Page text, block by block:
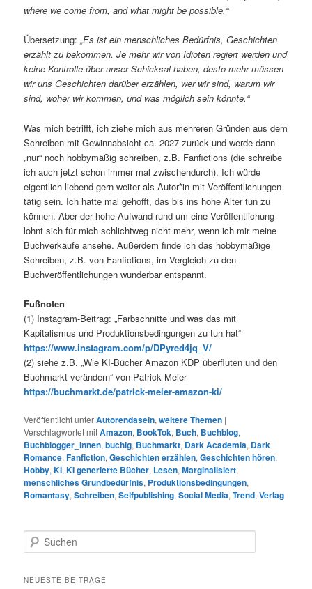
where we come from, and what might be possible.“
Übersetzung:„Es ist ein menschliches Bedürfnis, Geschichten
erzählt zu bekommen. Je mehr wir von Idioten regiert werden und
keine Kontrolle über unser Schicksal haben, desto mehr müssen
wir uns Geschichten darüber erzählen, wer wir sind, warum wir
sind, woher wir kommen, und was möglich sein könnte.“
Was mich betrifft, ich ziehe mich aus mehreren Gründen aus dem
Schreiben mit Gewinnabsicht ca. 2027 zurück und werde dann
„nur“ noch hobbymäßig schreiben, z.B. Fanfictions (die schreibe
ich auch jetzt schon immer mal zwischendurch). Ich würde
eigentlich liebend gern weiter als Autor*in mit Veröffentlichungen
tätig sein. Ich hatte mal gehofft, das bis ins hohe Alter tun zu
können. Aber der hohe Aufwand rund um eine Veröffentlichung
lohnt sich für mich schlichtweg nicht mehr, wenn ich mir meine
Buchverkäufe ansehe. Außerdem finde ich das hobbymäßige
Schreiben, z.B. von Fanfictions, im Vergleich zu den
Buchveröffentlichungen wunderbar entspannt.
Fußnoten
(1) Instagram-Beitrag: „Farbschnitte und was das mit
Kapitalismus und Produktionsbedingungen zu tun hat“
https://www.instagram.com/p/DPyred4jq_V/
(2) siehe z.B. „Wie KI-Bücher Amazon KDP überfluten und den
Buchmarkt verändern“ von Patrick Meier
https://buchmarkt.de/patrick-meier-amazon-ki/
Veröffentlicht unterAutorendasein,weitere Themen |
Verschlagwortet mitAmazon, BookTok, Buch, Buchblog,
Buchblogger_innen,buchig, Buchmarkt, Dark Academia, Dark
Romance,Fanfiction,Geschichten erzählen,Geschichten hören,
Hobby,KI,KI generierte Bücher, Lesen,Marginalisiert,
menschliches Grundbedürfnis, Produktionsbedingungen,
Romantasy,Schreiben,Selfpublishing,Social Media,Trend,Verlag
u
h
NEUESTE BEITRÄGE